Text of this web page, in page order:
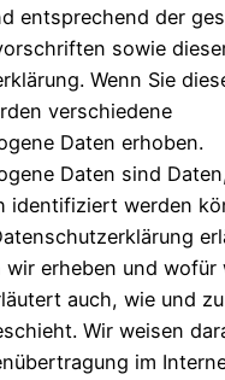
entsprechend der
sowie
Wenn Sie
verschiedene
Daten erhoben.
Daten sind
identifiziert werden
wir erheben und wofür
auch, wie und
Wir weisen
im